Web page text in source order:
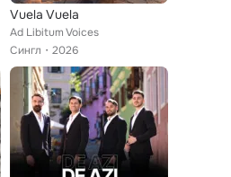
Vuela Vuela
Ad Libitum Voices
Сингл
2026